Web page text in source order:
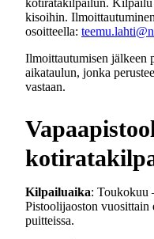
kotiratakilpailun. Kilpailu
kisoihin.
osoitteella:
Ilmoittautumisen jälkeen
aikataulun, jonka
vastaan.
Kilpailuaika: Toukokuu
Pistoolijaoston vuosittain
puitteissa.